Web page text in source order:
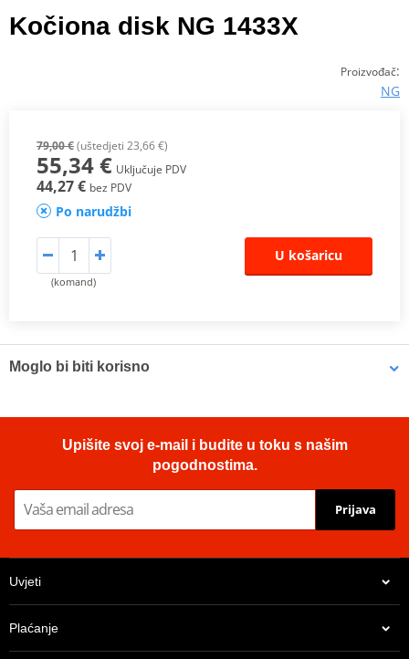
Kočiona disk NG 1433X
Proizvođač:
NG
79,00 €(uštedjeti 23,66 €)
55,34 € Uključuje PDV
44,27 € bez PDV
Po narudžbi
(komand)
U košaricu
Moglo bi biti korisno
ml (ideal for workshops)
Upišite svoj e-mail i budite u toku s našim
pogodnostima.
Prijava
Uvjeti
Plaćanje